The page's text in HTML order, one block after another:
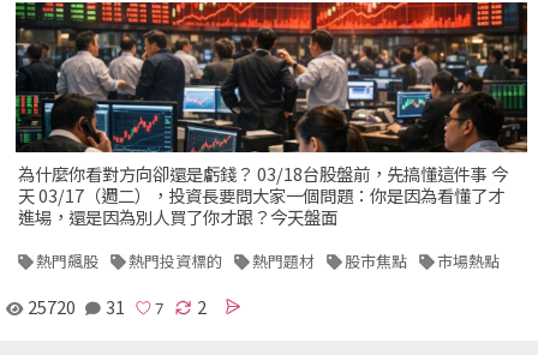
為什麼你看對方向卻還是虧錢？ 03/18台股盤前，先搞懂這件事 今
天 03/17（週二），投資長要問大家一個問題：你是因為看懂了才
進場，還是因為別人買了你才跟？今天盤面
熱門飆股 熱門投資標的 熱門題材 股市焦點 市場熱點
25720 31 2